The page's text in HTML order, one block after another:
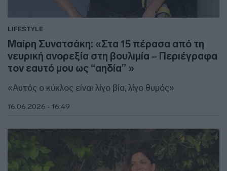
LIFESTYLE
Μαίρη Συνατσάκη: «Στα 15 πέρασα από τη
νευρική ανορεξία στη βουλιμία – Περιέγραφα
τον εαυτό μου ως “αηδία” »
«Αυτός ο κύκλος είναι λίγο βία, λίγο θυμός»
16.06.2026 - 16:49